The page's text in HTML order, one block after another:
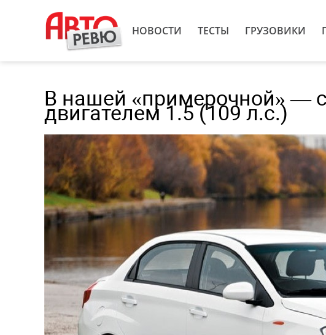
НОВОСТИ ТЕСТЫ ГРУЗОВИКИ
В нашей «примерочной» —
двигателем 1.5 (109 л.с.)